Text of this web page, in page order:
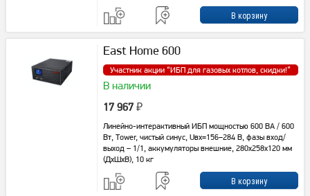
East Home 600
Участник акции “ИБП для газовых котлов, скидки!”
В наличии
17 967 ₽
Линейно-интерактивный ИБП мощностью 600 ВА / 600
Вт, Tower, чистый синус, Uвх=156–284 В, фазы вход/
выход – 1/1, аккумуляторы внешние, 280x258x120 мм
(ДxШxВ), 10 кг